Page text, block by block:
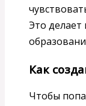
Это
Как
Чтобы